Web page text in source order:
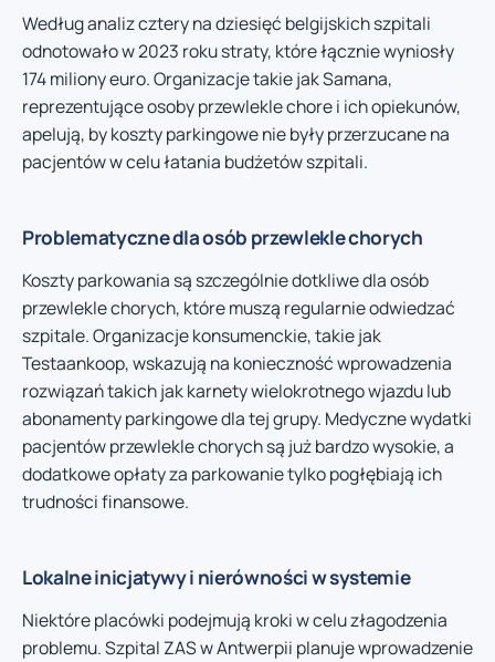
Według analiz cztery na dziesięć belgijskich szpitali
odnotowało w 2023 roku straty, które łącznie wyniosły
174 miliony euro. Organizacje takie jak Samana,
reprezentujące osoby przewlekle chore i ich opiekunów,
apelują, by koszty parkingowe nie były przerzucane na
pacjentów w celu łatania budżetów szpitali.
Problematyczne dla osób przewlekle chorych
Koszty parkowania są szczególnie dotkliwe dla osób
przewlekle chorych, które muszą regularnie odwiedzać
szpitale. Organizacje konsumenckie, takie jak
Testaankoop, wskazują na konieczność wprowadzenia
rozwiązań takich jak karnety wielokrotnego wjazdu lub
abonamenty parkingowe dla tej grupy. Medyczne wydatki
pacjentów przewlekle chorych są już bardzo wysokie, a
dodatkowe opłaty za parkowanie tylko pogłębiają ich
trudności finansowe.
Lokalne inicjatywy i nierówności w systemie
Niektóre placówki podejmują kroki w celu złagodzenia
problemu. Szpital ZAS w Antwerpii planuje wprowadzenie